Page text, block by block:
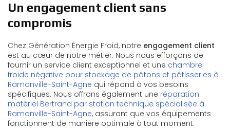
Un engagement client sans
compromis
Chez Génération Énergie Froid, notre engagement client
est au cœur de notre métier. Nous nous efforçons de
fournir un service client exceptionnel et une chambre
froide négative pour stockage de pâtons et pâtisseries à
Ramonville-Saint-Agne qui répond à vos besoins
spécifiques. Nous offrons également une réparation
matériel Bertrand par station technique spécialisée à
Ramonville-Saint-Agne, assurant que vos équipements
fonctionnent de manière optimale à tout moment.